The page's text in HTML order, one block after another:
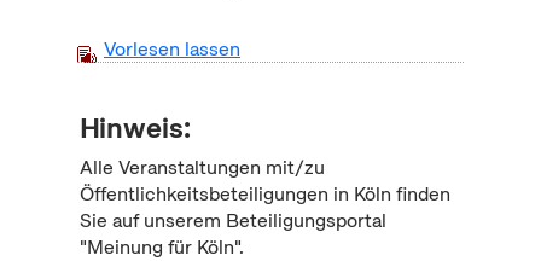
Vorlesen lassen
Hinweis:
Alle Veranstaltungen mit/zu
Öffentlichkeitsbeteiligungen in Köln finden
Sie auf unserem Beteiligungsportal
"Meinung für Köln".